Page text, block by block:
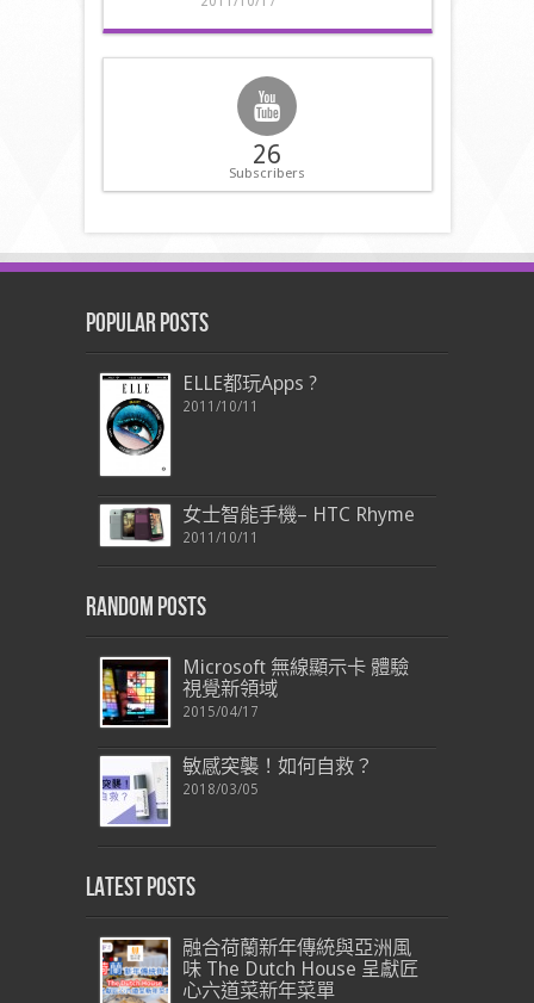
26
Subscribers
Popular Posts
ELLE都玩Apps ?
2011/10/11
女士智能手機– HTC Rhyme
2011/10/11
Random Posts
Microsoft 無線顯示卡 體驗
視覺新領域
2015/04/17
敏感突襲！如何自救？
2018/03/05
Latest Posts
融合荷蘭新年傳統與亞洲風
味 The Dutch House 呈獻匠
心六道菜新年菜單